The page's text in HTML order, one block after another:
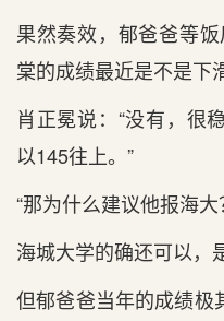
果然奏效，郁爸爸等
棠的成绩最近是不是下
肖正冕说：“没有，很
以145往上。”
“那为什么建议他报海大
海城大学的确还可以，
但郁爸爸当年的成绩极